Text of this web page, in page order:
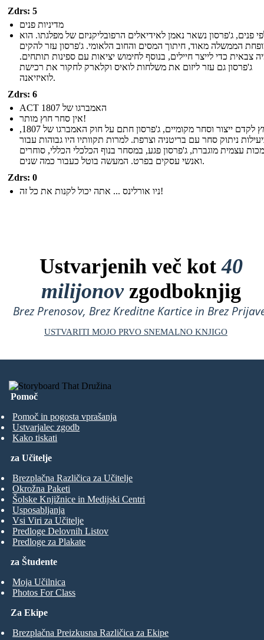
Zdrs: 5
מדיניות פנים
פנים, ג'פרסון נשאר נאמן לאידיאלים הרפובליקניזם של מפלגתו. הוא
הממשלה מאוד, חיתוך המסים והחוב הלאומי. ג'פרסון עזר להקים
צבאית כדי לייצר חיילים, בנוסף לחימוש יציאות עם ספינות תותחים.
ג'פרסון גם עזר ליזום את משלחות לואיס וקלארק לחקור את רכישת
לואיזיאנה.
Zdrs: 6
ACT האמברגו של 1807
אין סחר חוץ מותר!
במאמץ לקדם ייצור וסחר מקומיים, ג'פרסון חתם על חוק האמברגו של 1807,
ניתוק סחר עם בריטניה וצרפת. למרות תקוותיו היו גבוהות עבור
עצמית מוגברת, ג'פרסון פגע, במסחר בנוף הכלכלי הכללי, סוחרים
ואנשי עסקים בפרט. המעשה בוטל כעבור כמה שנים.
Zdrs: 0
ניו אורלינס ... אתה יכול לקנות את כל זה!
Ustvarjenih več kot40
milijonovzgodboknjig
Brez Prenosov, Brez Kreditne Kartice in Brez
USTVARITI MOJO PRVO SNEMALNO KNJIGO
Pomoč
Pomoč in pogosta vprašanja
Ustvarjalec zgodb
Kako tiskati
za Študente
Moja Učilnica
Photos For Class
za Učitelje
Brezplačna Različica za Učitelje
Okrožna Paketi
Šolske Knjižnice in Medijski Centri
Usposabljanja
Vsi Viri za Učitelje
Predloge Delovnih Listov
Predloge za Plakate
Za Ekipe
Brezplačna Preizkusna Različica za Ekipe